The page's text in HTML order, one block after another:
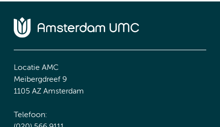
Locatie AMC
Meibergdreef 9
1105 AZ Amsterdam
Telefoon: